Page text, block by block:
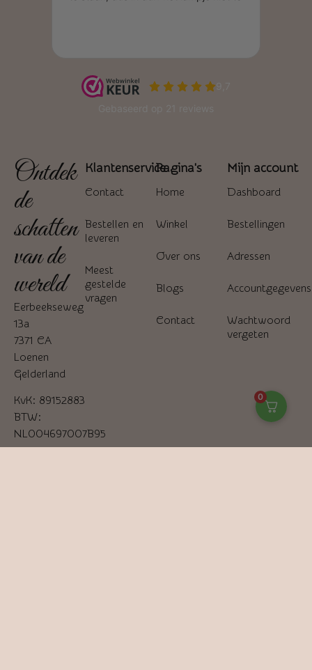
Ontdek
de
schatten
van de
wereld
Eerbeekseweg
13a
7371 CA
Loenen
Gelderland
KvK: 89152883
BTW:
NL004697007B95
Klantenservice
Contact
Bestellen en
leveren
Meest
gestelde
vragen
Pagina's
Home
Winkel
Over ons
Blogs
Contact
Mijn account
Dashboard
Bestellingen
Adressen
Accountgegevens
Wachtwoord
vergeten
0